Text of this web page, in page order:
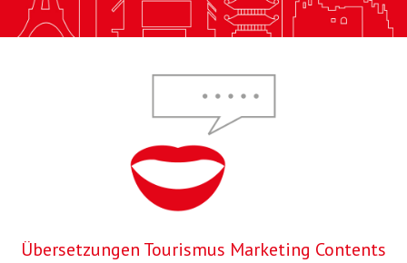
Übersetzungen Tourismus Marketing Contents